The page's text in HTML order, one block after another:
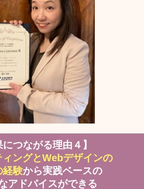
につながる理由４】
ングとWebデザインの
経験から実践ベースの
アドバイスができる